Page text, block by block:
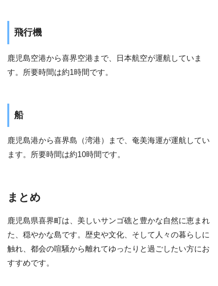
飛行機
鹿児島空港から喜界空港まで、日本航空が運航していま
す。所要時間は約1時間です。
船
鹿児島港から喜界島（湾港）まで、奄美海運が運航してい
ます。所要時間は約10時間です。
まとめ
鹿児島県喜界町は、美しいサンゴ礁と豊かな自然に恵まれ
た、穏やかな島です。歴史や文化、そして人々の暮らしに
触れ、都会の喧騒から離れてゆったりと過ごしたい方にお
すすめです。